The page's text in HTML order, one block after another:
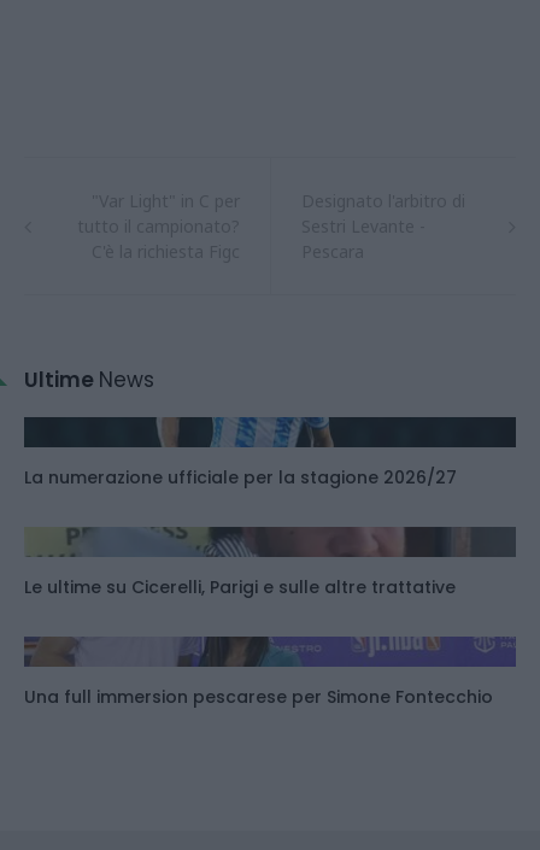
Ultime News
La numerazione ufficiale per la stagione 2026/27
Le ultime su Cicerelli, Parigi e sulle altre trattative
Una full immersion pescarese per Simone Fontecchio